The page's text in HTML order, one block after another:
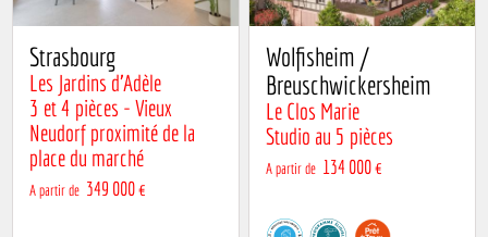
Strasbourg
Les Jardins d'Adèle
3 et 4 pièces - Vieux
Neudorf proximité de la
place du marché
A partir de 349 000 €
Wolfisheim /
Breuschwickersheim
Le Clos Marie
Studio au 5 pièces
A partir de 134 000 €